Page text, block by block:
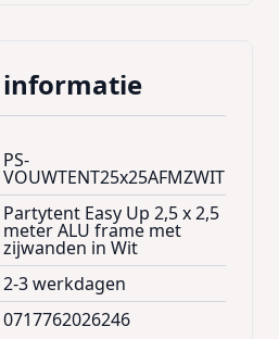
gemaakt van
x 27cm x 27cm
frame onderdelen
informatie
PS-
VOUWTENT25x25AFMZWIT
Partytent Easy Up 2,5 x 2,5
meter ALU frame met
zijwanden in Wit
2-3 werkdagen
0717762026246